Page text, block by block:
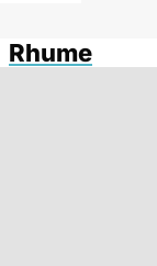
Rhume